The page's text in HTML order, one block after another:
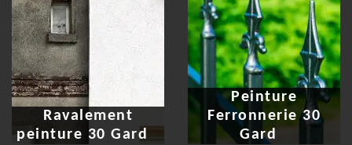
Ravalement
peinture 30 Gard
Peinture
Ferronnerie 30
Gard